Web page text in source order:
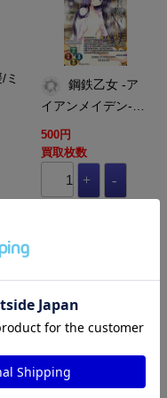
イアンメイデン-…
500円
買取枚数
LO-LO-4568-L